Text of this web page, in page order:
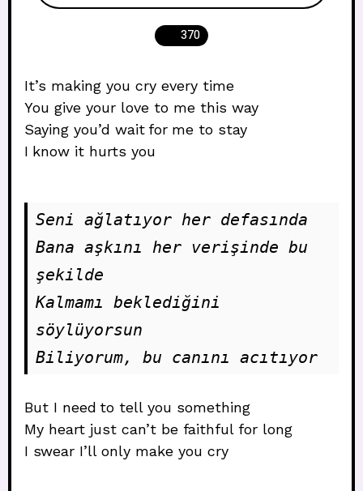
370
It’s making you cry every time
You give your love to me this way
Saying you’d wait for me to stay
I know it hurts you
Seni ağlatıyor her defasında
Bana aşkını her verişinde bu
şekilde
Kalmamı beklediğini
söylüyorsun
Biliyorum, bu canını acıtıyor
But I need to tell you something
My heart just can’t be faithful for long
I swear I’ll only make you cry